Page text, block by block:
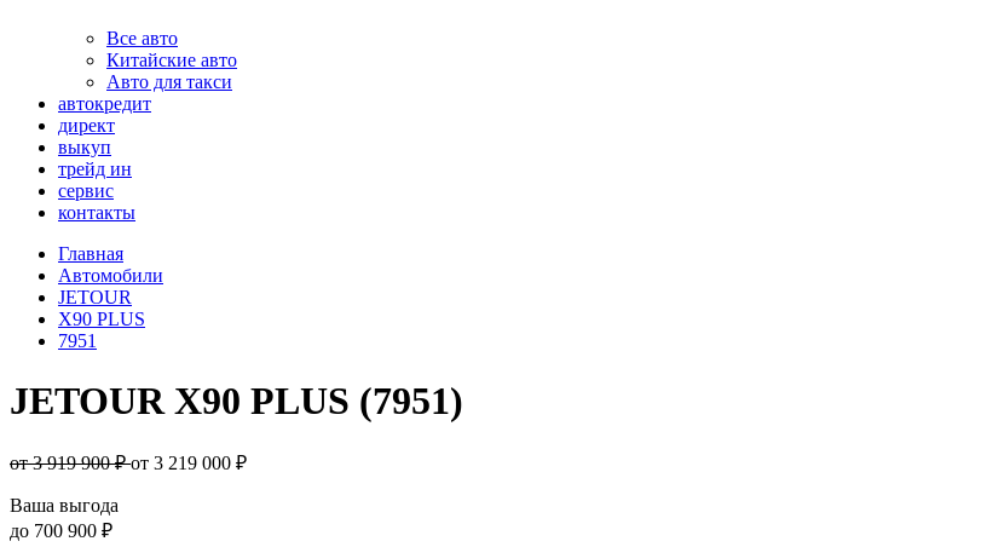
Все авто
Китайские авто
Авто для такси
автокредит
директ
выкуп
трейд ин
сервис
контакты
Главная
Автомобили
JETOUR
X90 PLUS
7951
JETOUR X90 PLUS (7951)
от 3 919 900 ₽от 3 219 000 ₽
Ваша выгода
до 700 900 ₽